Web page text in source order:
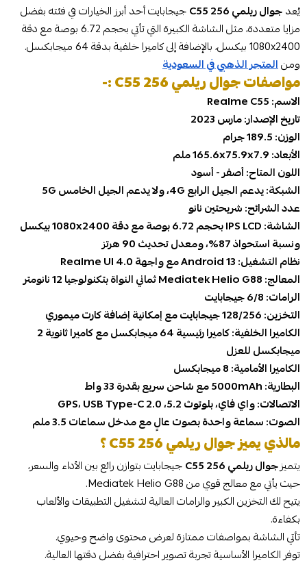
يُعدجوال ريلمي C55 256
جيجابايت أحد أبرز الخيارات في فئته بفضل
مزايا متعددة، مثل الشاشة الكبيرة التي تأتي بحجم 6.72 بوصة مع دقة
1080x2400 بيكسل، بالإضافة إلى كاميرا خلفية بدقة 64 ميجابكسل.
ومنالمتجر الذهبي في السعودية
مواصفات جوال ريلمي C55 256 :-
الاسم: Realme C55
تاريخ الإصدار: مارس 2023
الوزن: 189.5 جرام
الأبعاد: 165.6x75.9x7.9 ملم
اللون المتاح: أصفر - أسود
الشبكة: يدعم الجيل الرابع 4G، ولا يدعم الجيل الخامس 5G
عدد الشرائح: شريحتين نانو
الشاشة: IPS LCD بحجم 6.72 بوصة مع دقة 1080x2400 بيكسل
ونسبة استحواذ 87%، ومعدل تحديث 90 هرتز
نظام التشغيل: Android 13 مع واجهة Realme UI 4.0
المعالج: Mediatek Helio G88 ثماني النواة بتكنولوجيا 12 نانومتر
الرامات: 6/8 جيجابايت
التخزين: 128/256 جيجابايت مع إمكانية إضافة كارت ميموري
الكاميرا الخلفية: كاميرا رئيسية 64 ميجابكسل مع كاميرا ثانوية 2
ميجابكسل للعزل
الكاميرا الأمامية: 8 ميجابكسل
البطارية: 5000mAh مع شاحن سريع بقدرة 33 واط
الاتصالات: واي فاي، بلوتوث 5.2، GPS، USB Type-C 2.0
الصوت: سماعة واحدة بصوت عالٍ مع مدخل سماعات 3.5 ملم
مالذي يميز جوال ريلمي C55 256 ؟
يتميزجوال ريلمي C55 256
جيجابايت بتوازن رائع بين الأداء والسعر،
حيث يأتي مع معالج قوي من Mediatek Helio G88.
يتيح لك التخزين الكبير والرامات العالية لتشغيل التطبيقات والألعاب
بكفاءة.
تأتي الشاشة بمواصفات ممتازة لعرض محتوى واضح وحيوي.
توفر الكاميرا الأساسية تجربة تصوير احترافية بفضل دقتها العالية.